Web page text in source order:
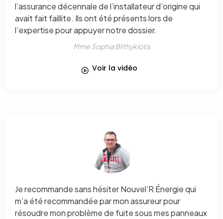
l’assurance décennale de l’installateur d’origine qui
avait fait faillite. Ils ont été présents lors de
l’expertise pour appuyer notre dossier.
Mme Sophia Blithykiotis
Voir la vidéo
Je recommande sans hésiter Nouvel’R Énergie qui
m’a été recommandée par mon assureur pour
résoudre mon problème de fuite sous mes panneaux